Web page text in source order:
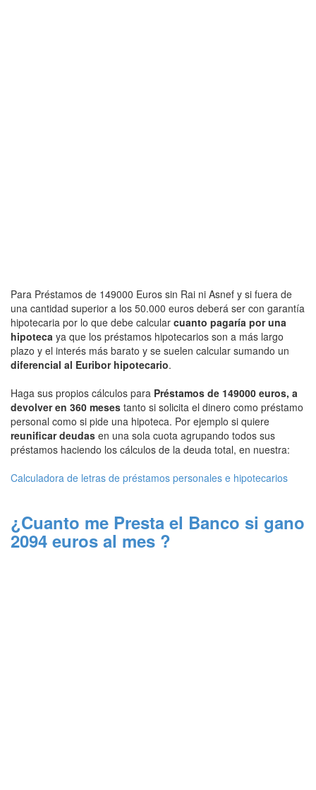
Para Préstamos de 149000 Euros sin Rai ni Asnef y si fuera de
una cantidad superior a los 50.000 euros deberá ser con garantía
hipotecaria por lo que debe calcular cuanto pagaría por una
hipoteca ya que los préstamos hipotecarios son a más largo
plazo y el interés más barato y se suelen calcular sumando un
diferencial al Euribor hipotecario.
Haga sus propios cálculos para Préstamos de 149000 euros, a
devolver en 360 meses tanto si solicita el dinero como préstamo
personal como si pide una hipoteca. Por ejemplo si quiere
reunificar deudas en una sola cuota agrupando todos sus
préstamos haciendo los cálculos de la deuda total, en nuestra:
Calculadora de letras de préstamos personales e hipotecarios
¿Cuanto me Presta el Banco si gano
2094 euros al mes ?